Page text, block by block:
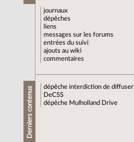
journaux
dépêches
liens
messages sur les forums
entrées du suivi
ajouts au wiki
commentaires
Derniers contenus dépêche interdiction de diffuser
DeCSS
dépêche Mulholland Drive